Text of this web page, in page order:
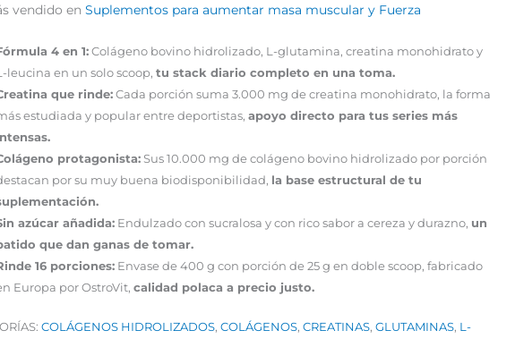
vendido en Suplementos para aumentar masa muscular y Fuerza
4 en 1:Colágeno bovino hidrolizado, L-glutamina, creatina monohidrato y
leucina en un solo scoop, tu stack diario completo en una toma.
que rinde:Cada porción suma 3.000 mg de creatina monohidrato, la forma
estudiada y popular entre deportistas, apoyo directo para tus series más
protagonista:Sus 10.000 mg de colágeno bovino hidrolizado por porción
por su muy buena biodisponibilidad, la base estructural de tu
azúcar añadida:Endulzado con sucralosa y con rico sabor a cereza y durazno, un
que dan ganas de tomar.
16 porciones:Envase de 400 g con porción de 25 g en doble scoop, fabricado
Europa por OstroVit, calidad polaca a precio justo.
COLÁGENOS HIDROLIZADOS, COLÁGENOS, CREATINAS, GLUTAMINAS, L-